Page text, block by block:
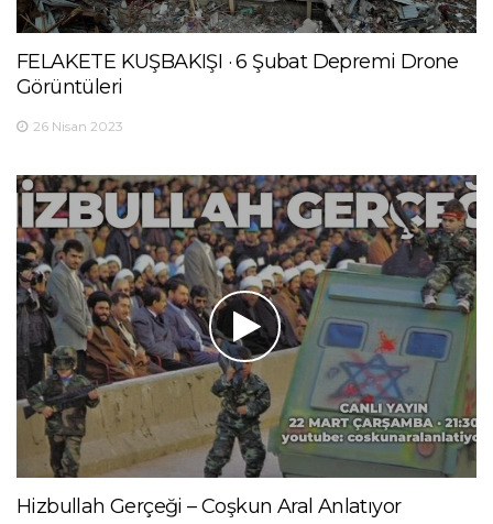
FELAKETE KUŞBAKIŞI · 6 Şubat Depremi Drone
Görüntüleri
26 Nisan 2023
Hizbullah Gerçeği – Coşkun Aral Anlatıyor